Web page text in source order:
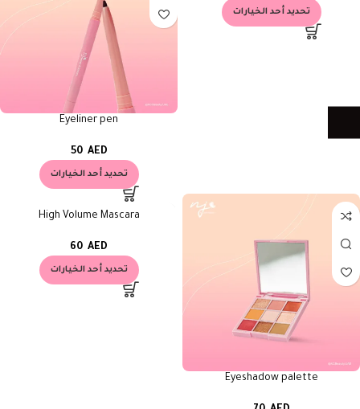
تحديد أحد الخيارات
Eyeliner pen
50 AED
تحديد أحد الخيارات
Eyeshadow palette
High Volume Mascara
60 AED
تحديد أحد الخيارات